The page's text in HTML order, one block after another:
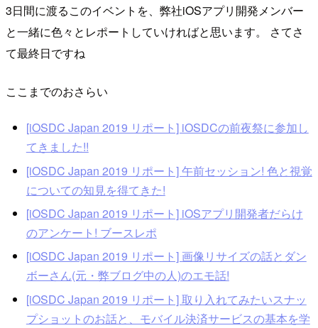
3日間に渡るこのイベントを、弊社iOSアプリ開発メンバー
と一緒に色々とレポートしていければと思います。 さてさ
て最終日ですね
ここまでのおさらい
[iOSDC Japan 2019 リポート] iOSDCの前夜祭に参加し
てきました!!
[iOSDC Japan 2019 リポート] 午前セッション! 色と視覚
についての知見を得てきた!
[iOSDC Japan 2019 リポート] iOSアプリ開発者だらけ
のアンケート! ブースレポ
[iOSDC Japan 2019 リポート] 画像リサイズの話とダン
ボーさん(元・弊ブログ中の人)のエモ話!
[iOSDC Japan 2019 リポート] 取り入れてみたいスナッ
プショットのお話と、モバイル決済サービスの基本を学